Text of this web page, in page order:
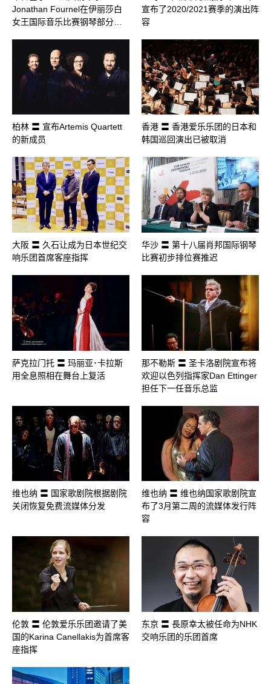
Jonathan Fournel在伊丽莎白
女王国际音乐比赛钢琴部分…
宣布了2020/2021赛季的演出阵
容
柏林 〓 宣布Artemis Quartett
的新成员
香港 〓 香港爱乐乐团的日本和
韩国巡回演出已被取消
大阪 〓 久石让成为日本世纪交
响乐团首席客座指挥
华沙 〓 第十八届肖邦国际钢琴
比赛初步排位赛推迟
萨克拉门托 〓 玛丽亚･卡拉斯
用全息照相在舞台上复活
那不勒斯 〓 圣卡洛剧院宣布将
欢迎以色列指挥家Dan Ettinger
担任下一任音乐总监
维也纳 〓 国家歌剧院根据剧院
关闭恢复免费流媒体分发
维也纳 〓 维也纳国家歌剧院宣
布了3月第二周的流媒体发行阵
容
伦敦 〓 伦敦爱乐乐团邀请了美
国的Karina Canellakis为首席客
座指挥
东京 〓 長原幸太被任命为NHK
交响乐团的乐团首席